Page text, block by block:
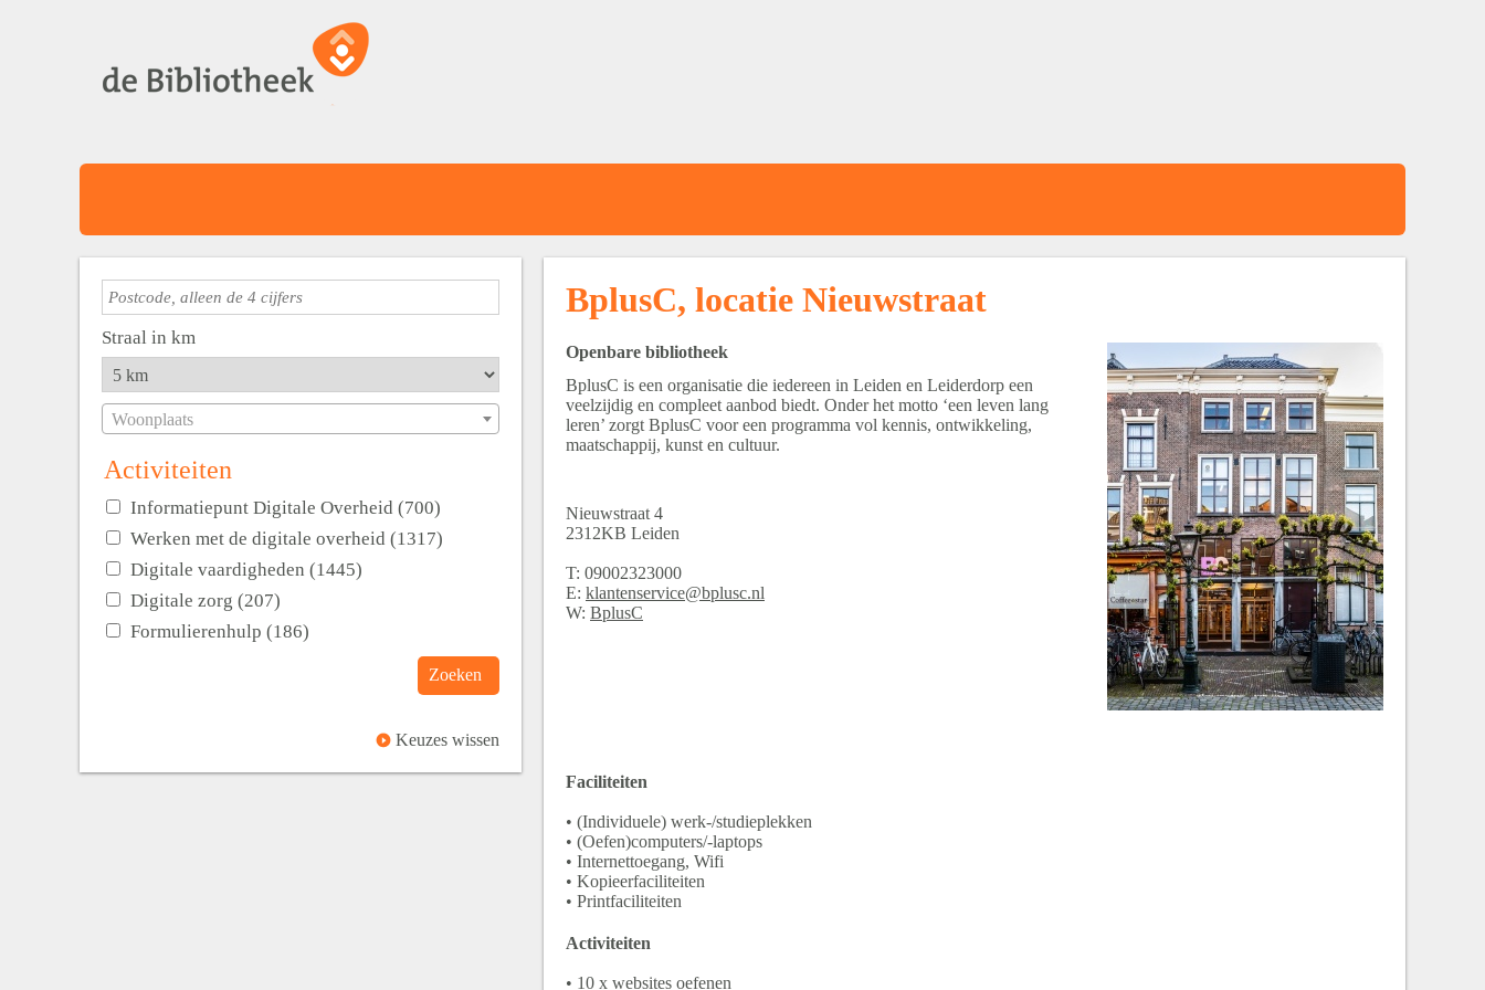
Straal in km
Woonplaats
Activiteiten
Informatiepunt Digitale Overheid (700)
Werken met de digitale overheid (1317)
Digitale vaardigheden (1445)
Digitale zorg (207)
Formulierenhulp (186)
Zoeken
Keuzes wissen
BplusC, locatie Nieuwstraat
Openbare bibliotheek
BplusC is een organisatie die iedereen in Leiden en Leiderdorp een
veelzijdig en compleet aanbod biedt. Onder het motto ‘een leven lang
leren’ zorgt BplusC voor een programma vol kennis, ontwikkeling,
maatschappij, kunst en cultuur.
Nieuwstraat 4
2312KB Leiden
T: 09002323000
E: klantenservice@bplusc.nl
W: BplusC
Faciliteiten
• (Individuele) werk-/studieplekken
• (Oefen)computers/-laptops
• Internettoegang, Wifi
• Kopieerfaciliteiten
• Printfaciliteiten
Activiteiten
• 10 x websites oefenen